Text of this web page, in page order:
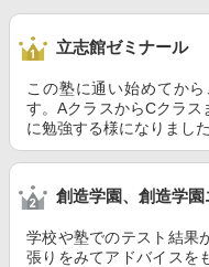
立志館ゼミナール
この塾に通い始めてか
す。AクラスからCクラ
に勉強する様になりまし
創造学園、創造学園
学校や塾でのテスト結果
張りをみてアドバイスを